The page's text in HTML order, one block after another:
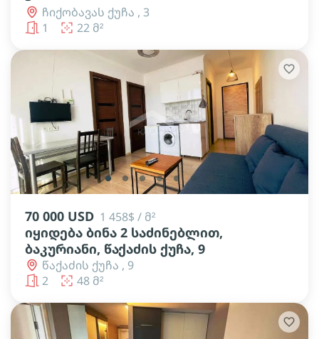
ჩიქობავას ქუჩა , 3
1
22 მ²
lens lens lens lens lens lens
70 000 USD 1 458$ / მ²
იყიდება ბინა 2 საძინებლით,
ბაკურიანი, წაქაძის ქუჩა, 9
წაქაძის ქუჩა , 9
2
48 მ²